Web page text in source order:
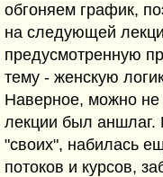
обгоняем график,
на следующей
предусмотренную
тему - женскую
Наверное, можно не
лекции был аншлаг.
"своих", набилась
потоков и курсов,